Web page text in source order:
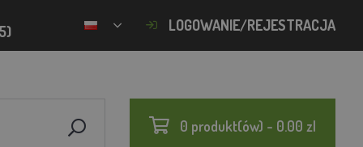
LOGOWANIE/REJESTRACJA
0 produkt(ów) - 0.00 zl